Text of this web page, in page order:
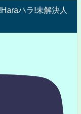
ハラ!未解決人